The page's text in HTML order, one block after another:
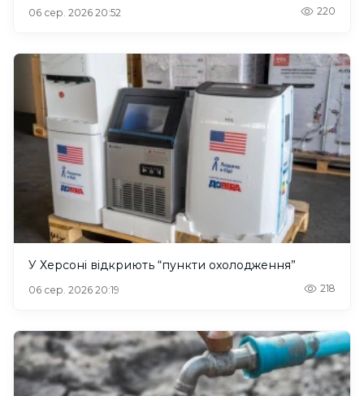
06 сер. 2026 20:52 220
У Херсоні відкриють “пункти охолодження”
06 сер. 2026 20:19 218